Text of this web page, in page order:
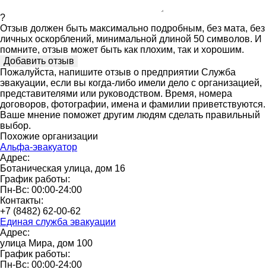
?
Отзыв должен быть максимально подробным, без мата, без
личных оскорблений, минимальной длиной 50 символов. И
помните, отзыв может быть как плохим, так и хорошим.
Пожалуйста, напишите отзыв о предприятии Служба
эвакуации, если вы когда-либо имели дело с организацией,
представителями или руководством. Время, номера
договоров, фотографии, имена и фамилии приветствуются.
Ваше мнение поможет другим людям сделать правильный
выбор.
Похожие организации
Альфа-эвакуатор
Адрес:
Ботаническая улица, дом 16
График работы:
Пн-Вс: 00:00-24:00
Контакты:
+7 (8482) 62-00-62
Единая служба эвакуации
Адрес:
улица Мира, дом 100
График работы:
Пн-Вс: 00:00-24:00